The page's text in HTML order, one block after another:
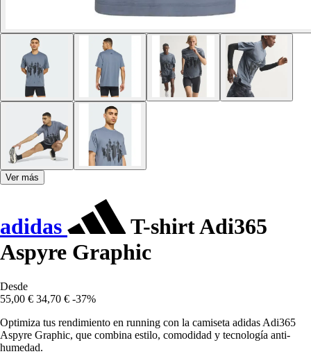
Ver más
adidas
T-shirt Adi365
Aspyre Graphic
Desde
55,00 € 34,70 € -37%
Optimiza tus rendimiento en running con la camiseta adidas Adi365
Aspyre Graphic, que combina estilo, comodidad y tecnología anti-
humedad.